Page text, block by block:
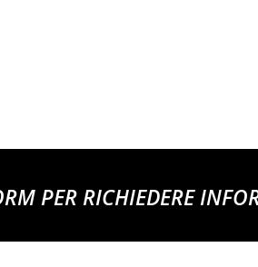
PER RICHIEDERE